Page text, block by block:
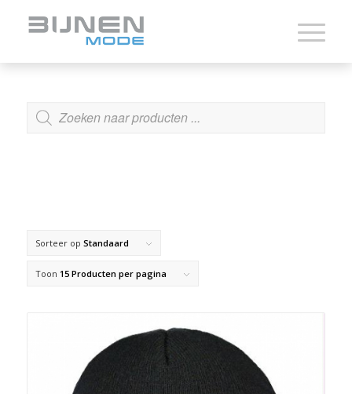
Sorteer op Standaard
Toon 15 Producten per pagina
ZOEKEN